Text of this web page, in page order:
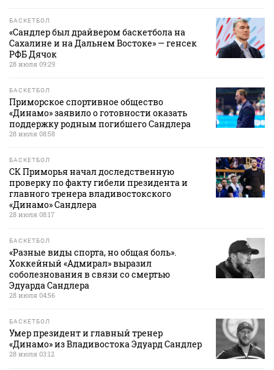
БАСКЕТБОЛ
«Сандлер был драйвером баскетбола на
Сахалине и на Дальнем Востоке» — генсек
РФБ Дячок
28 июля 09:29
БАСКЕТБОЛ
Приморское спортивное общество
«Динамо» заявило о готовности оказать
поддержку родным погибшего Сандлера
28 июля 08:58
БАСКЕТБОЛ
СК Приморья начал доследственную
проверку по факту гибели президента и
главного тренера владивостокского
«Динамо» Сандлера
28 июля 08:17
БАСКЕТБОЛ
«Разные виды спорта, но общая боль».
Хоккейный «Адмирал» выразил
соболезнования в связи со смертью
Эдуарда Сандлера
28 июля 04:56
БАСКЕТБОЛ
Умер президент и главный тренер
«Динамо» из Владивостока Эдуард Сандлер
28 июля 03:12